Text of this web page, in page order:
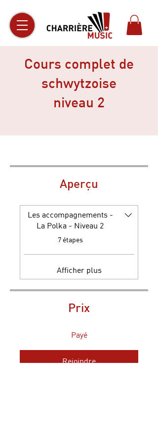
Cours complet de
schwytzoise
niveau 2
Aperçu
Les accompagnements -
La Polka - Niveau 2
7 étapes
Afficher plus
Prix
Payé
Rejoindre